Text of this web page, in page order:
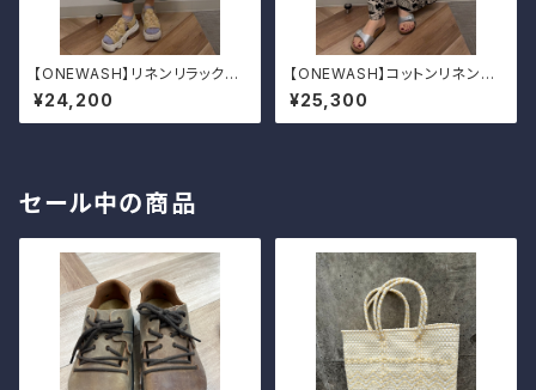
【ONEWASH】リネンリラックス
パンツ
¥24,200
【ONEWASH】コットンリネンキ
ャンバスガウチョパンツ
¥25,300
セール中の商品